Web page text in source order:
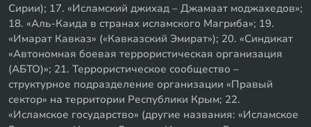
Сирии); 17. «Исламский джихад – Джамаат моджахедов»;
18. «Аль-Каида в странах исламского Магриба»; 19.
«Имарат Кавказ» («Кавказский Эмират»); 20. «Синдикат
«Автономная боевая террористическая организация
(АБТО)»; 21. Террористическое сообщество –
структурное подразделение организации «Правый
сектор» на территории Республики Крым; 22.
«Исламское государство» (другие названия: «Исламское